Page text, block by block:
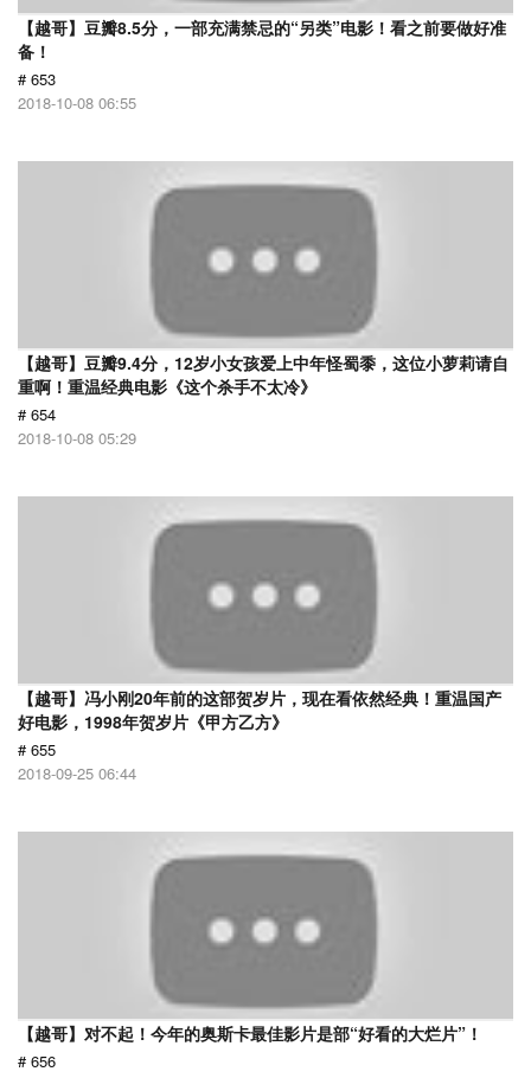
【越哥】豆瓣8.5分，一部充满禁忌的“另类”电影！看之前要做好准
备！
# 653
2018-10-08 06:55
【越哥】豆瓣9.4分，12岁小女孩爱上中年怪蜀黍，这位小萝莉请自
重啊！重温经典电影《这个杀手不太冷》
# 654
2018-10-08 05:29
【越哥】冯小刚20年前的这部贺岁片，现在看依然经典！重温国产
好电影，1998年贺岁片《甲方乙方》
# 655
2018-09-25 06:44
【越哥】对不起！今年的奥斯卡最佳影片是部“好看的大烂片”！
# 656